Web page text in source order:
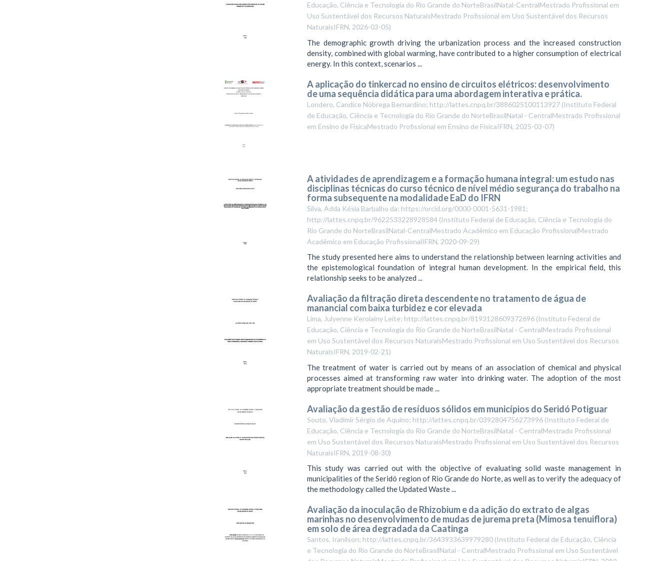
Educação, Ciência e Tecnologia do Rio Grande do NorteBrasilNatal-CentralMestrado Profissional em
Uso Sustentável dos Recursos NaturaisMestrado Profissional em Uso Sustentável dos Recursos
NaturaisIFRN, 2026-03-05)
The demographic growth driving the urbanization process and the increased construction
density, combined with global warming, have contributed to a higher consumption of electrical
energy. In this context, scenarios ...
A aplicação do tinkercad no ensino de circuitos elétricos: desenvolvimento
de uma sequência didática para uma abordagem interativa e prática.
Londero, Candice Nóbrega Bernardino; http://lattes.cnpq.br/3886025100113927 (Instituto Federal
de Educação, Ciência e Tecnologia do Rio Grande do NorteBrasilNatal - CentralMestrado Profissional
em Ensino de FísicaMestrado Profissional em Ensino de FísicaIFRN, 2025-03-07)
A atividades de aprendizagem e a formação humana integral: um estudo nas
disciplinas técnicas do curso técnico de nível médio segurança do trabalho na
forma subsequente na modalidade EaD do IFRN
Silva, Adda Késia Barbalho da; https://orcid.org/0000-0001-5631-1981;
http://lattes.cnpq.br/9622533228928584 (Instituto Federal de Educação, Ciência e Tecnologia do
Rio Grande do NorteBrasilNatal-CentralMestrado Acadêmico em Educação ProfissionalMestrado
Acadêmico em Educação ProfissionalIFRN, 2020-09-29)
The study presented here aims to understand the relationship between learning activities and
the epistemological foundation of integral human development. In the empirical field, this
relationship seeks to be analyzed ...
Avaliação da filtração direta descendente no tratamento de água de
manancial com baixa turbidez e cor elevada
Lima, Julyenne Kerolainy Leite; http://lattes.cnpq.br/8193128609372696 (Instituto Federal de
Educação, Ciência e Tecnologia do Rio Grande do NorteBrasilNatal - CentralMestrado Profissional
em Uso Sustentável dos Recursos NaturaisMestrado Profissional em Uso Sustentável dos Recursos
NaturaisIFRN, 2019-02-21)
The treatment of water is carried out by means of an association of chemical and physical
processes aimed at transforming raw water into drinking water. The adoption of the most
appropriate treatment should be made ...
Avaliação da gestão de resíduos sólidos em municípios do Seridó Potiguar
Souto, Vladimir Sérgio de Aquino; http://lattes.cnpq.br/0392804756273996 (Instituto Federal de
Educação, Ciência e Tecnologia do Rio Grande do NorteBrasilNatal - CentralMestrado Profissional
em Uso Sustentável dos Recursos NaturaisMestrado Profissional em Uso Sustentável dos Recursos
NaturaisIFRN, 2019-08-30)
This study was carried out with the objective of evaluating solid waste management in
municipalities of the Seridó region of Rio Grande do Norte, as well as to verify the adequacy of
the methodology called the Updated Waste ...
Avaliação da inoculação de Rhizobium e da adição do extrato de algas
marinhas no desenvolvimento de mudas de jurema preta (Mimosa tenuiflora)
em solo de área degradada da Caatinga
Santos, Iranilson; http://lattes.cnpq.br/3643933639979280 (Instituto Federal de Educação, Ciência
e Tecnologia do Rio Grande do NorteBrasilNatal - CentralMestrado Profissional em Uso Sustentável